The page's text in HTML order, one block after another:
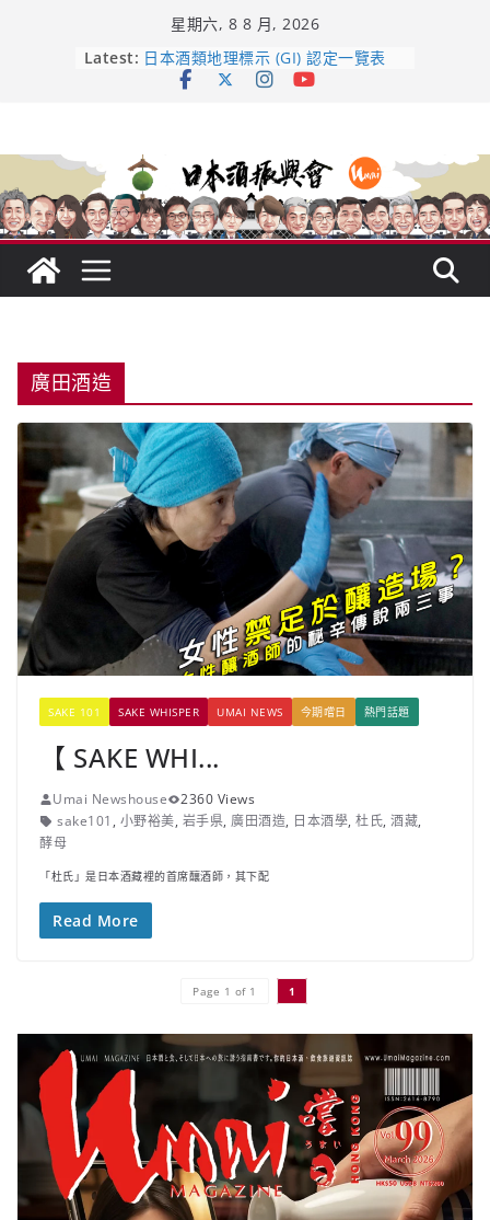
星期六, 8 8 月, 2026
Latest: 龜之井酒造：口說上手 – 山形純米大
吟釀的堅持與傳承 ～ くどき上手
響 𝟭𝟮 年 復活了!
【酒業商戰】130年老酒藏殺入股票
市場！梅乃宿上市背後的密碼
廣田酒造
SAKE 101 SAKE WHISPER UMAI NEWS 今期嚐日 熱門話題
【 SAKE WHI...
Umai Newshouse
2360 Views
sake101, 小野裕美, 岩手県, 廣田酒造, 日本酒學, 杜氏, 酒藏,
酵母
「杜氏」是日本酒藏裡的首席釀酒師，其下配
Read More
Page 1 of 1 1